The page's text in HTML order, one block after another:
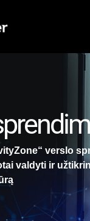
verslo
valdyti ir